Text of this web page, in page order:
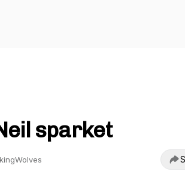
sparket